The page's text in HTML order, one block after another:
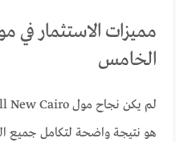
مميزات الاستثمار في
الخامس
هو نتيجة واضحة لتكامل جميع